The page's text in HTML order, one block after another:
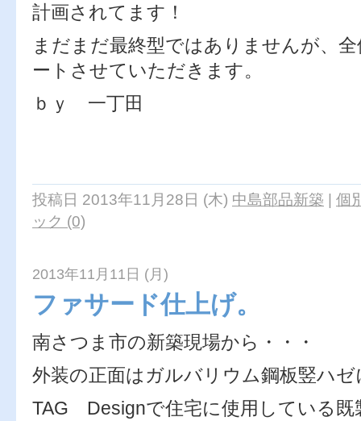
計画されてます！
まだまだ最終型ではありませんが、
ートさせていただきます。
ｂｙ 一丁田
投稿日 2013年11月28日 (木) 中島部品新築 | 個
ック (0)
2013年11月11日 (月)
ファサード仕上げ。
南さつま市の新築現場から・・・
外装の正面はガルバリウム鋼板竪ハ
TAG Designで住宅に使用している既